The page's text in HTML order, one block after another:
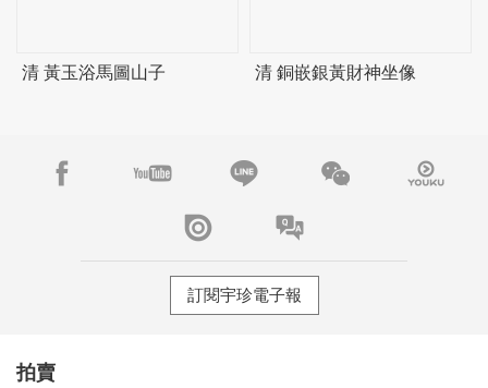
清 黃玉浴馬圖山子 清 銅嵌銀黃財神坐像
訂閱宇珍電子報
拍賣